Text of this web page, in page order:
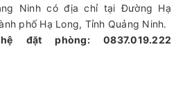
Ninh có địa chỉ tại Đường Hạ
phố Hạ Long, Tỉnh Quảng Ninh.
đặt phòng: 0837.019.222